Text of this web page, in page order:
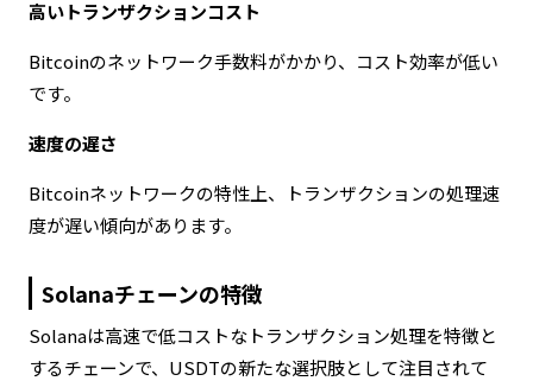
高いトランザクションコスト
Bitcoinのネットワーク手数料がかかり、コスト効率が低い
です。
速度の遅さ
Bitcoinネットワークの特性上、トランザクションの処理速
度が遅い傾向があります。
Solanaチェーンの特徴
Solanaは高速で低コストなトランザクション処理を特徴と
するチェーンで、USDTの新たな選択肢として注目されて